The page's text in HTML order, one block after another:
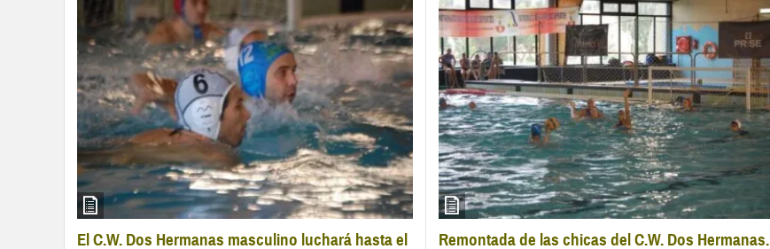
El C.W. Dos Hermanas masculino luchará hasta el
Remontada de las chicas del C.W. Dos Hermanas.